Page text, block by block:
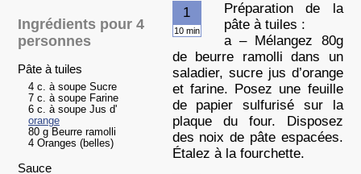
Ingrédients pour 4
personnes
Pâte à tuiles
4 c. à soupe Sucre
7 c. à soupe Farine
6 c. à soupe Jus d'
orange
80 g Beurre ramolli
4 Oranges (belles)
Sauce
1
10 min
Préparation de la
pâte à tuiles :
a – Mélangez 80g
de beurre ramolli dans un
saladier, sucre jus d’orange
et farine. Posez une feuille
de papier sulfurisé sur la
plaque du four. Disposez
des noix de pâte espacées.
Étalez à la fourchette.